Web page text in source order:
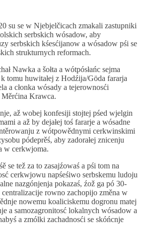
su se w Njebjelčicach zmakali zastupniki
serbskich wósadow, aby
serbskich kśesćijanow a wósadow pśi se
strukturnych reformach.
Nawka a šołta a wótpósłańc sejma
tomu huwitałej z Hodźija/Göda fararja
a cłonka wósady a tejerownosći
Měrćina Krawca.
až wobej konfesiji stojtej pśed wjelgin
a až by dejałej toś fararje a wósadne
z wótpowědnymi cerkwinskimi
pódeprěś, aby zadorałej znicenju
w cerkwjoma.
se tež za to zasajźowaś a pśi tom na
cerkwjowu napśeśiwo serbskemu ludoju
nazgónjenja pokazaś, źož ga pó 30-
centralizacije rowno zachopijo změna w
nowemu koaliciskemu dogronu matej
a samozagronitosć lokalnych wósadow a
a zmólki zachadnosći se skóńcnje